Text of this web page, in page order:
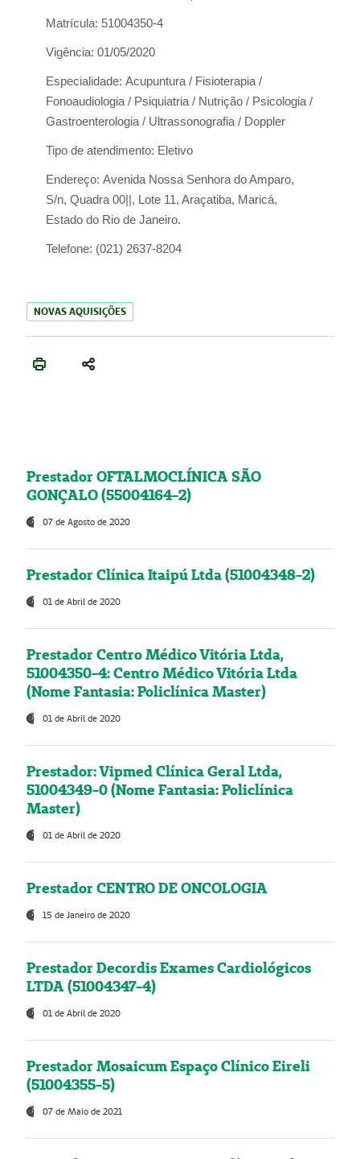
Matrícula: 51004350-4
Vigência: 01/05/2020
Especialidade: Acupuntura / Fisioterapia /
Fonoaudiologia / Psiquiatria / Nutrição / Psicologia /
Gastroenterologia / Ultrassonografia / Doppler
Tipo de atendimento: Eletivo
Endereço: Avenida Nossa Senhora do Amparo,
S/n, Quadra 00||, Lote 11, Araçatiba, Maricá,
Estado do Rio de Janeiro.
Telefone: (021) 2637-8204
NOVAS AQUISIÇÕES
Prestador OFTALMOCLÍNICA SÃO
GONÇALO (55004164-2)
07 de Agosto de 2020
Prestador Clínica Itaipú Ltda (51004348-2)
01 de Abril de 2020
Prestador Centro Médico Vitória Ltda,
51004350-4: Centro Médico Vitória Ltda
(Nome Fantasia: Policlínica Master)
01 de Abril de 2020
Prestador: Vipmed Clínica Geral Ltda,
51004349-0 (Nome Fantasia: Policlínica
Master)
01 de Abril de 2020
Prestador CENTRO DE ONCOLOGIA
15 de Janeiro de 2020
Prestador Decordis Exames Cardiológicos
LTDA (51004347-4)
01 de Abril de 2020
Prestador Mosaicum Espaço Clínico Eireli
(51004355-5)
07 de Maio de 2021